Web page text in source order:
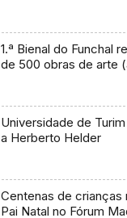
1.ª Bienal do Funchal
de 500 obras de arte
Universidade de
a Herberto Helder
Centenas de crianças
Pai Natal no Fórum